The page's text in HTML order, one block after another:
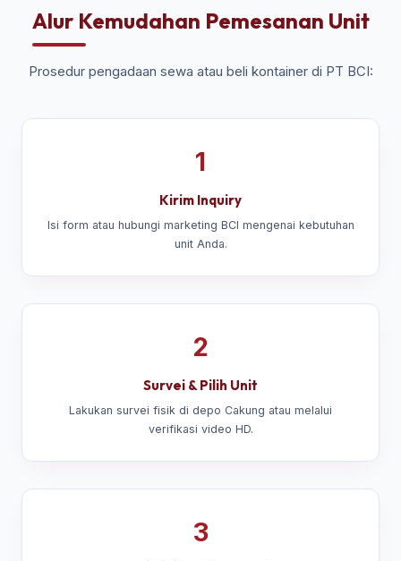
Alur Kemudahan Pemesanan Unit
Prosedur pengadaan sewa atau beli kontainer di PT BCI:
1
Kirim Inquiry
Isi form atau hubungi marketing BCI mengenai kebutuhan
unit Anda.
2
Survei & Pilih Unit
Lakukan survei fisik di depo Cakung atau melalui
verifikasi video HD.
3